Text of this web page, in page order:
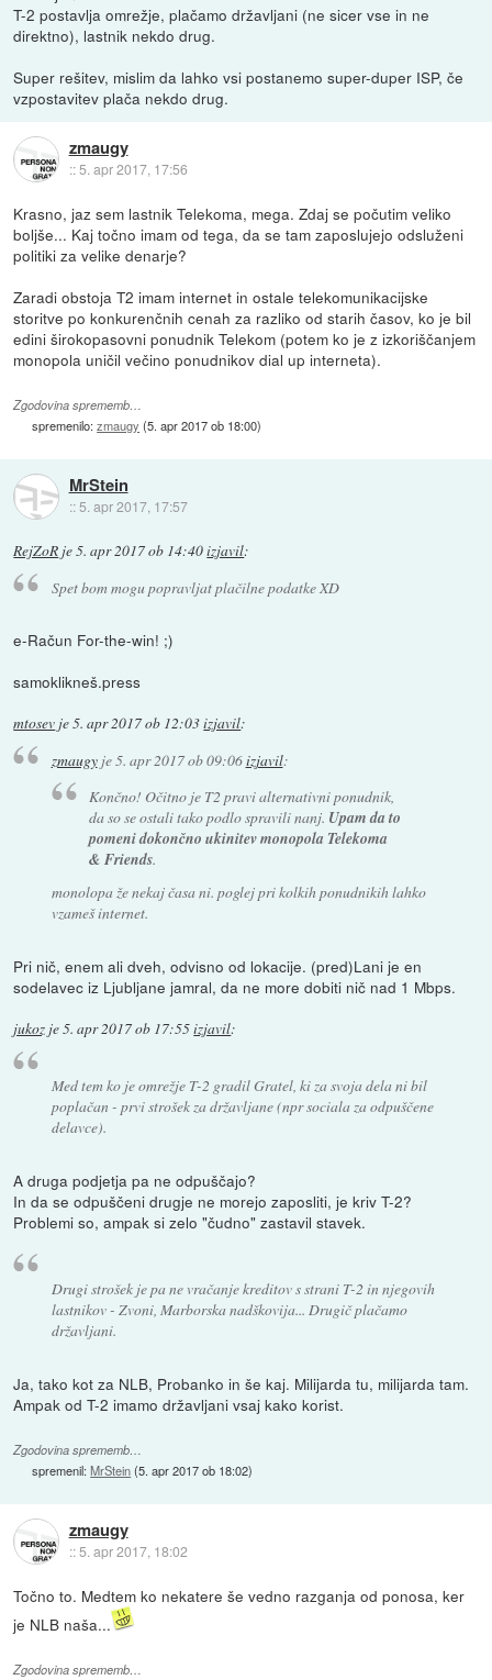
T-2 postavlja omrežje, plačamo državljani (ne sicer vse in ne
direktno), lastnik nekdo drug.
Super rešitev, mislim da lahko vsi postanemo super-duper ISP, če
vzpostavitev plača nekdo drug.
zmaugy
::5. apr 2017, 17:56
Krasno, jaz sem lastnik Telekoma, mega. Zdaj se počutim veliko
boljše... Kaj točno imam od tega, da se tam zaposlujejo odsluženi
politiki za velike denarje?
Zaradi obstoja T2 imam internet in ostale telekomunikacijske
storitve po konkurenčnih cenah za razliko od starih časov, ko je bil
edini širokopasovni ponudnik Telekom (potem ko je z izkoriščanjem
monopola uničil večino ponudnikov dial up interneta).
Zgodovina sprememb…
spremenilo:zmaugy (5. apr 2017 ob 18:00)
MrStein
:: 5. apr 2017, 17:57
RejZoR je5. apr 2017 ob 14:40izjavil:
Spet bom mogu popravljat plačilne podatke XD
e-Račun For-the-win! ;)
samoklikneš.press
mtosev je5. apr 2017 ob 12:03izjavil:
zmaugyje5. apr 2017 ob 09:06izjavil:
Končno! Očitno je T2 pravi alternativni ponudnik,
da so se ostali tako podlo spravili nanj. Upam da to
pomeni dokončno ukinitev monopola Telekoma
& Friends.
monolopa že nekaj časa ni. poglej pri kolkih ponudnikih lahko
vzameš internet.
Pri nič, enem ali dveh, odvisno od lokacije. (pred)Lani je en
sodelavec iz Ljubljane jamral, da ne more dobiti nič nad 1 Mbps.
jukoz je5. apr 2017 ob 17:55izjavil:
Med tem ko je omrežje T-2 gradil Gratel, ki za svoja dela ni bil
poplačan - prvi strošek za državljane (npr sociala za odpuščene
delavce).
A druga podjetja pa ne odpuščajo?
In da se odpuščeni drugje ne morejo zaposliti, je kriv T-2?
Problemi so, ampak si zelo "čudno" zastavil stavek.
Drugi strošek je pa ne vračanje kreditov s strani T-2 in njegovih
lastnikov - Zvoni, Marborska nadškovija... Drugič plačamo
državljani.
Ja, tako kot za NLB, Probanko in še kaj. Milijarda tu, milijarda tam.
Ampak od T-2 imamo državljani vsaj kako korist.
Zgodovina sprememb…
spremenil:MrStein(5. apr 2017 ob 18:02)
zmaugy
::5. apr 2017, 18:02
Točno to. Medtem ko nekatere še vedno razganja od ponosa, ker
je NLB naša...
Zgodovina sprememb…